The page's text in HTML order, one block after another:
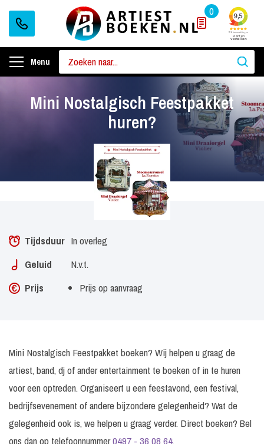
0
Menu
Mini Nostalgisch Feestpakket
huren?
Tijdsduur In overleg
Geluid
N.v.t.
Prijs
Prijs op aanvraag
Mini Nostalgisch Feestpakket boeken? Wij helpen u graag de
artiest, band, dj of ander entertainment te boeken of in te huren
voor een optreden. Organiseert u een feestavond, een festival,
bedrijfsevenement of andere bijzondere gelegenheid? Wat de
gelegenheid ook is, we helpen u graag verder. Direct boeken? Bel
ons dan op telefoonnummer0497 - 36 08 64.